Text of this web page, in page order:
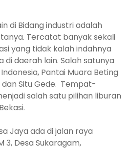
di Bidang industri adalah
Tercatat banyak sekali
yang tidak kalah indahnya
di daerah lain. Salah satunya
Pantai Muara Beting
Situ Gede. Tempat-
salah satu pilihan liburan
Jaya ada di jalan raya
3, Desa Sukaragam,